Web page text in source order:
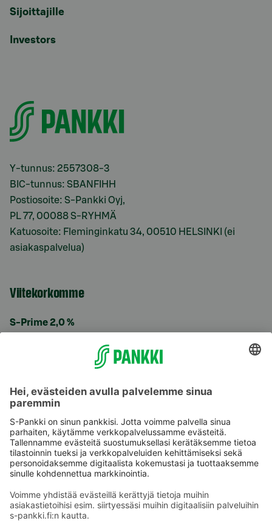
Sijoittajille
Investors
Y-tunnus: 2557308-3
BIC-tunnus: SBANFIHH
Postiosoite: S-Pankki Oyj,
PL 77, 00088 S-RYHMÄ
Katuosoite: Fleminginkatu 34, 00510 HELSINKI (ei
asiakaspalvelua)
Viitekorkomme
S-Prime 2,0 %
Käyttöehdot
Saavutettavuusseloste